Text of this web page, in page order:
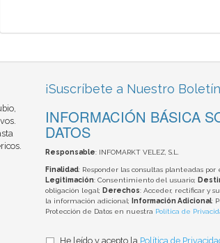
¡Suscríbete a Nuestro
INFORMACIÓN BÁSICA
DATOS
Responsable: INFOMARKT VELEZ, S.L.
Finalidad: Responder las consultas planteadas
Legitimación: Consentimiento del usuario;
obligación legal; Derechos: Acceder, rectificar y
la información adicional;
Información Adicional:
Protección de Datos en nuestra Política de
He leído y acepto la Política de